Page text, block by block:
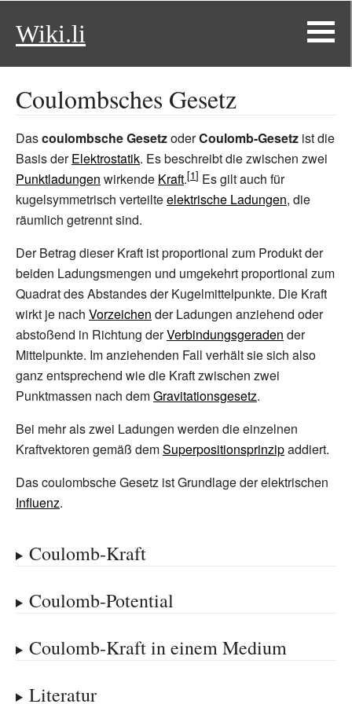
Wiki.li
Coulombsches Gesetz
Dascoulombsche GesetzoderCoulomb-Gesetz ist die
Basis derElektrostatik. Es beschreibt die zwischen zwei
Punktladungen wirkende Kraft.
Es gilt auch für
kugelsymmetrisch verteilteelektrische Ladungen, die
räumlich getrennt sind.
Der Betrag dieser Kraft ist proportional zum Produkt der
beiden Ladungsmengen und umgekehrt proportional zum
Quadrat des Abstandes der Kugelmittelpunkte. Die Kraft
wirkt je nach Vorzeichen der Ladungen anziehend oder
abstoßend in Richtung derVerbindungsgeraden der
Mittelpunkte. Im anziehenden Fall verhält sie sich also
ganz entsprechend wie die Kraft zwischen zwei
Punktmassen nach demGravitationsgesetz.
Bei mehr als zwei Ladungen werden die einzelnen
Kraftvektoren gemäß demSuperpositionsprinzipaddiert.
Das coulombsche Gesetz ist Grundlage der elektrischen
Influenz.
Coulomb-Kraft
Coulomb-Potential
Coulomb-Kraft in einem Medium
Literatur